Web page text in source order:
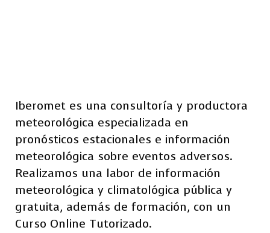
Iberomet es una consultoría y productora
meteorológica especializada en
pronósticos estacionales e información
meteorológica sobre eventos adversos.
Realizamos una labor de información
meteorológica y climatológica pública y
gratuita, además de formación, con un
Curso Online Tutorizado.